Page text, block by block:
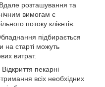
розташування та
вимогам є
потоку клієнтів.
підбирається
на старті можуть
витрат.
Відкриття пекарні
всіх необхідних